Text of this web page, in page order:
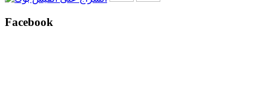
Facebook